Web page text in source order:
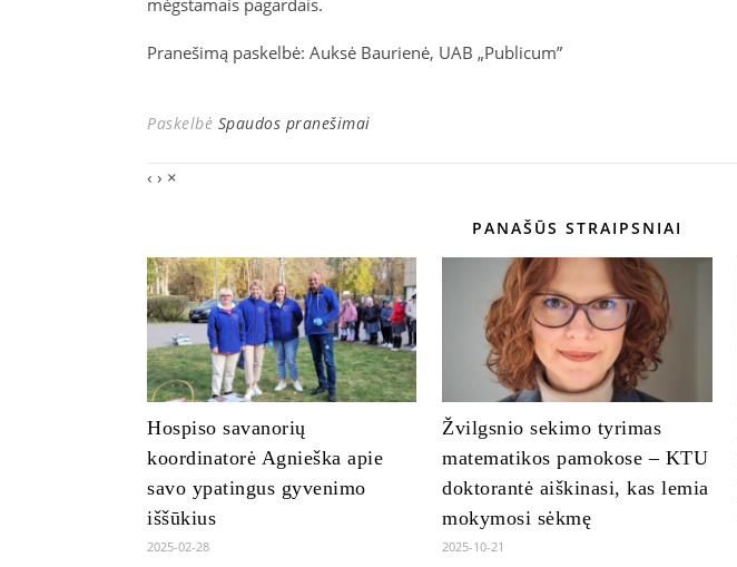
mėgstamais pagardais.
Pranešimą paskelbė: Auksė Baurienė, UAB „Publicum”
Paskelbė Spaudos pranešimai
‹ › ×
PANAŠŪS STRAIPSNIAI
Hospiso savanorių
koordinatorė Agnieška apie
savo ypatingus gyvenimo
iššūkius
2025-02-28
Žvilgsnio sekimo tyrimas
matematikos pamokose – KTU
doktorantė aiškinasi, kas lemia
mokymosi sėkmę
2025-10-21